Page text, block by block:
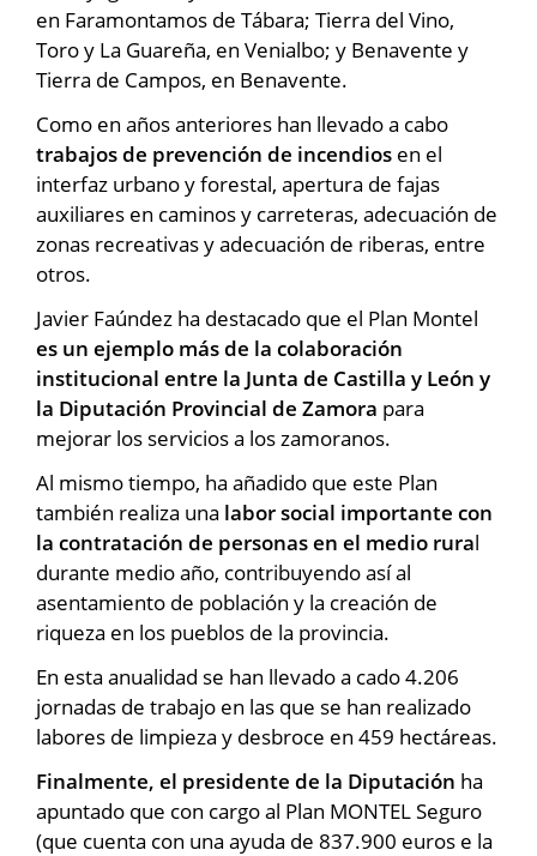
en Faramontamos de Tábara; Tierra del Vino,
Toro y La Guareña, en Venialbo; y Benavente y
Tierra de Campos, en Benavente.
Como en años anteriores han llevado a cabo
trabajos de prevención de incendios en el
interfaz urbano y forestal, apertura de fajas
auxiliares en caminos y carreteras, adecuación de
zonas recreativas y adecuación de riberas, entre
otros.
Javier Faúndez ha destacado que el Plan Montel
es un ejemplo más de la colaboración
institucional entre la Junta de Castilla y León y
la Diputación Provincial de Zamora para
mejorar los servicios a los zamoranos.
Al mismo tiempo, ha añadido que este Plan
también realiza una labor social importante con
la contratación de personas en el medio rural
durante medio año, contribuyendo así al
asentamiento de población y la creación de
riqueza en los pueblos de la provincia.
En esta anualidad se han llevado a cado 4.206
jornadas de trabajo en las que se han realizado
labores de limpieza y desbroce en 459 hectáreas.
Finalmente, el presidente de la Diputación ha
apuntado que con cargo al Plan MONTEL Seguro
(que cuenta con una ayuda de 837.900 euros e la